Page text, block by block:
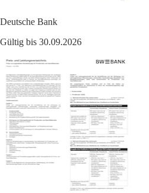
Deutsche Bank
Gültig bis 30.09.2026